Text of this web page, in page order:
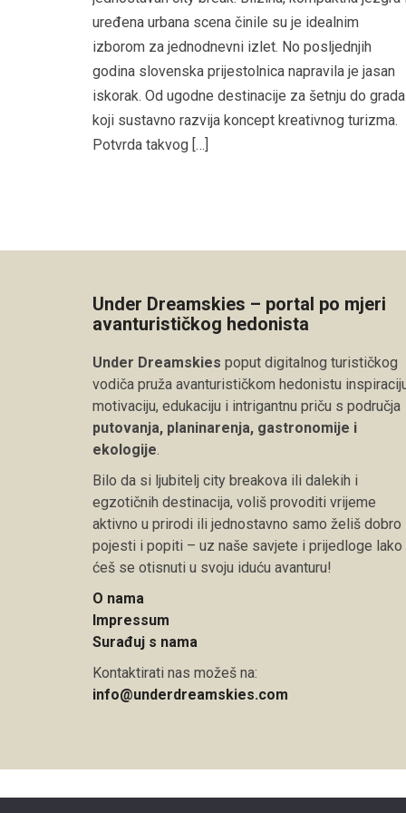
uređena urbana scena činile su je idealnim
izborom za jednodnevni izlet. No posljednjih
godina slovenska prijestolnica napravila je jasan
iskorak. Od ugodne destinacije za šetnju do grada
koji sustavno razvija koncept kreativnog turizma.
Potvrda takvog […]
Under Dreamskies – portal po mjeri
avanturističkog hedonista
Under Dreamskies poput digitalnog turističkog
vodiča pruža avanturističkom hedonistu
motivaciju, edukaciju i intrigantnu priču s područja
putovanja, planinarenja, gastronomije i
ekologije.
Bilo da si ljubitelj city breakova ili dalekih i
egzotičnih destinacija, voliš provoditi vrijeme
aktivno u prirodi ili jednostavno samo želiš dobro
pojesti i popiti – uz naše savjete i prijedloge lako
ćeš se otisnuti u svoju iduću avanturu!
O nama
Impressum
Surađuj s nama
Kontaktirati nas možeš na:
info@underdreamskies.com